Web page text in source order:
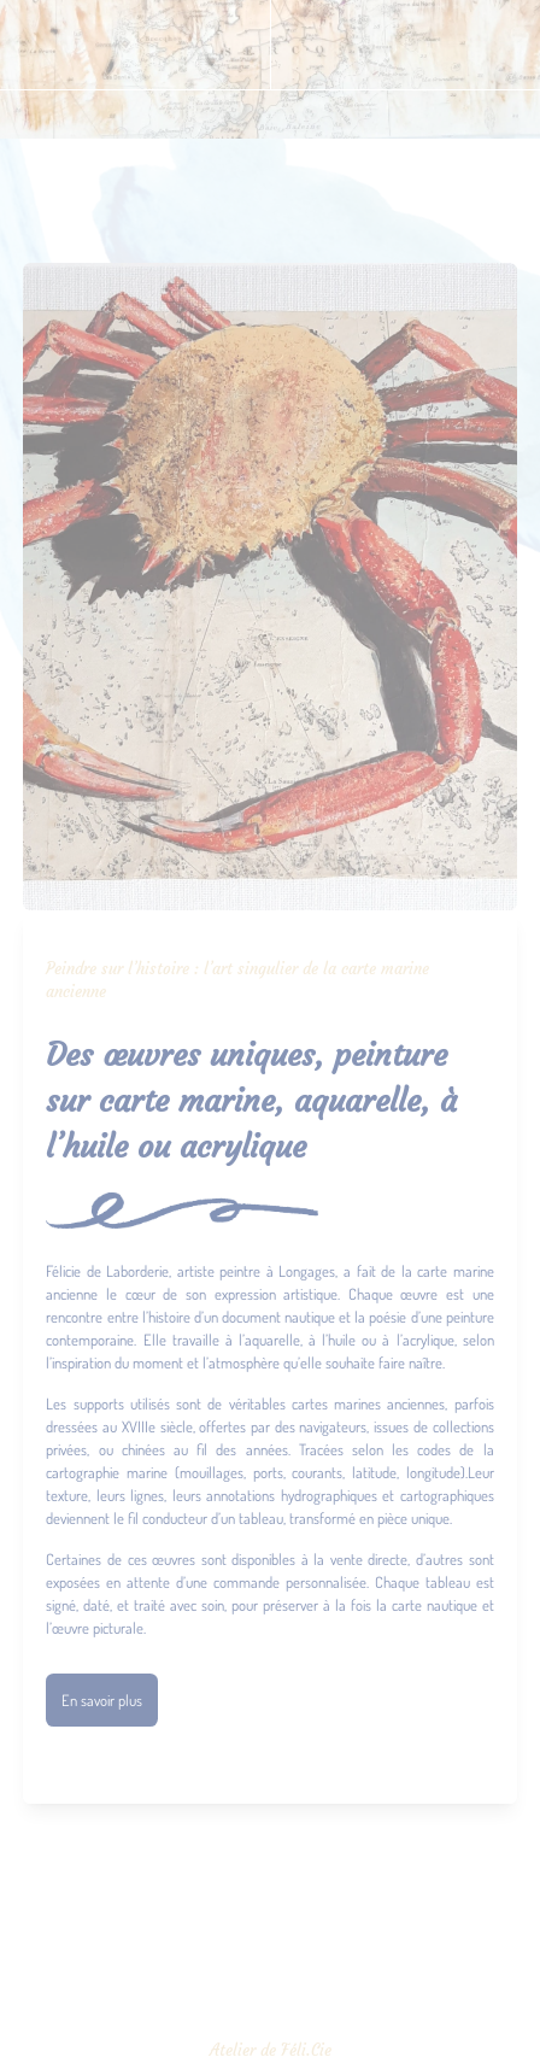
Peindre sur l’histoire : l’art singulier de la carte marine
ancienne
Des œuvres uniques, peinture
sur carte marine, aquarelle, à
l’huile ou acrylique
Félicie de Laborderie, artiste peintre à Longages, a fait de la carte marine
ancienne le cœur de son expression artistique. Chaque œuvre est une
rencontre entre l’histoire d’un document nautique et la poésie d’une peinture
contemporaine. Elle travaille à l’aquarelle, à l’huile ou à l’acrylique, selon
l’inspiration du moment et l’atmosphère qu’elle souhaite faire naître.
Les supports utilisés sont de véritables cartes marines anciennes, parfois
dressées au XVIIIe siècle, offertes par des navigateurs, issues de collections
privées, ou chinées au fil des années. Tracées selon les codes de la
cartographie marine (mouillages, ports, courants, latitude, longitude).Leur
texture, leurs lignes, leurs annotations hydrographiques et cartographiques
deviennent le fil conducteur d’un tableau, transformé en pièce unique.
Certaines de ces œuvres sont disponibles à la vente directe, d’autres sont
exposées en attente d’une commande personnalisée. Chaque tableau est
signé, daté, et traité avec soin, pour préserver à la fois la carte nautique et
l’œuvre picturale.
En savoir plus
Atelier de Féli.Cie